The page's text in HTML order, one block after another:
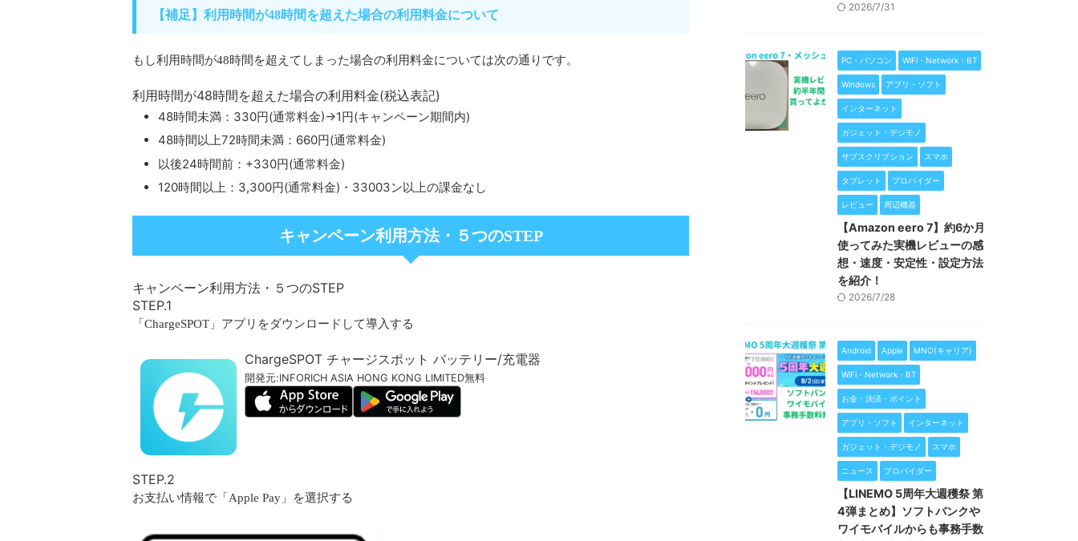
【補足】利用時間が48時間を超えた場合の利用料金について
もし利用時間が48時間を超えてしまった場合の利用料金については次の通りです。
利用時間が48時間を超えた場合の利用料金(税込表記)
48時間未満：330円(通常料金)→1円(キャンペーン期間内)
48時間以上72時間未満：660円(通常料金)
以後24時間前：+330円(通常料金)
120時間以上：3,300円(通常料金)・33003ン以上の課金なし
キャンペーン利用方法・５つのSTEP
キャンペーン利用方法・５つのSTEP
STEP.1
「ChargeSPOT」アプリをダウンロードして導入する
ChargeSPOT チャージスポット バッテリー/充電器
開発元:INFORICH ASIA HONG KONG LIMITED無料
STEP.2
お支払い情報で「Apple Pay」を選択する
2026/7/31
PC・パソコン WiFi・Network・BT
Windows アプリ・ソフト
インターネット
ガジェット・デジモノ
サブスクリプション スマホ
タブレット プロバイダー
レビュー 周辺機器
【Amazon eero 7】約6か月
使ってみた実機レビューの感
想・速度・安定性・設定方法
を紹介！
2026/7/28
Android Apple MNO(キャリア)
WiFi・Network・BT
お金・決済・ポイント
アプリ・ソフト インターネット
ガジェット・デジモノ スマホ
ニュース プロバイダー
【LINEMO 5周年大週穫祭 第
4弾まとめ】ソフトバンクや
ワイモバイルからも事務手数